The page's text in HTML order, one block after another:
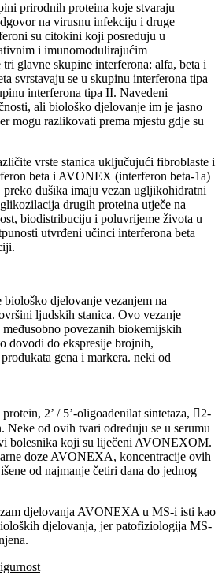
prirodnih proteina koje stvaraju
na virusnu infekciju i druge
su citokini koji posreduju u
i imunomodulirajućim
glavne skupine interferona: alfa, beta i
svrstavaju se u skupinu interferona tipa
interferona tipa II. Navedeni
ali biološko djelovanje im je jasno
mogu razlikovati prema mjestu gdje su
vrste stanica uključujući fibroblaste i
beta i AVONEX (interferon beta-1a)
dušika imaju vezan ugljikohidratni
drugih proteina utječe na
biodistribuciju i poluvrijeme života u
utvrđeni učinci interferona beta
djelovanje vezanjem na
ljudskih stanica. Ovo vezanje
povezanih biokemijskih
dovodi do ekspresije brojnih,
gena i markera. neki od
2’ / 5’-oligoadenilat sintetaza, 2-
Neke od ovih tvari određuju se u serumu
bolesnika koji su liječeni AVONEXOM.
doze AVONEXA, koncentracije ovih
od najmanje četiri dana do jednog
djelovanja AVONEXA u MS-i isti kao
djelovanja, jer patofiziologija MS-